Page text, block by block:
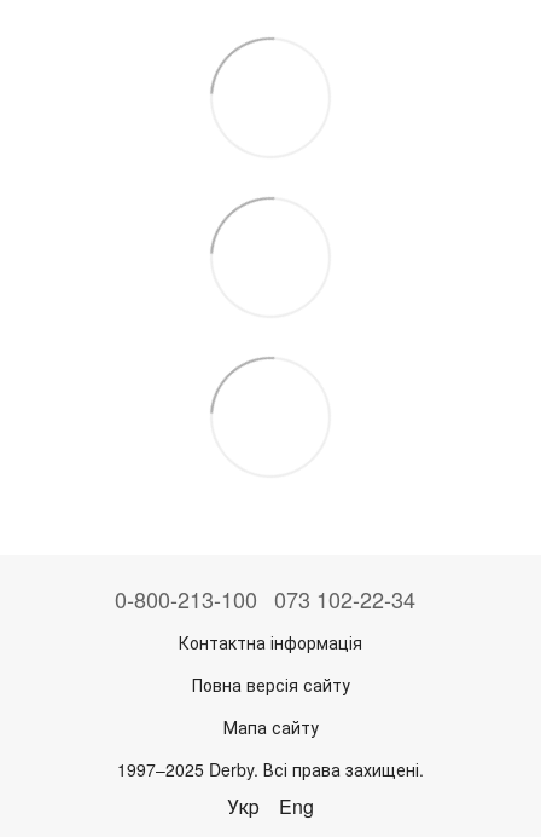
0-800-213-100 073 102-22-34
Контактна інформація
Повна версія сайту
Мапа сайту
1997–2025 Derby. Всі права захищені.
Укр Eng